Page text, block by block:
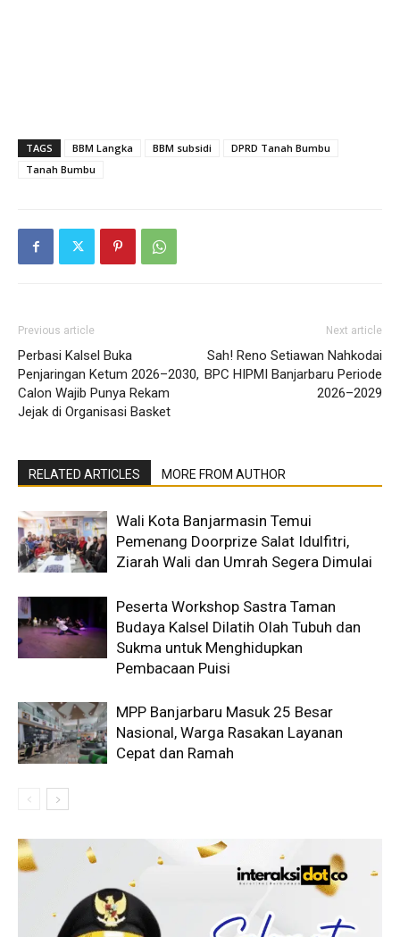
TAGS BBM Langka BBM subsidi
DPRD Tanah Bumbu
Tanah Bumbu
Previous article
Perbasi Kalsel Buka
Penjaringan Ketum 2026–2030,
Calon Wajib Punya Rekam
Jejak di Organisasi Basket
Next article
Sah! Reno Setiawan Nahkodai
BPC HIPMI Banjarbaru Periode
2026–2029
RELATED ARTICLES MORE FROM AUTHOR
Wali Kota Banjarmasin Temui
Pemenang Doorprize Salat Idulfitri,
Ziarah Wali dan Umrah Segera Dimulai
Peserta Workshop Sastra Taman
Budaya Kalsel Dilatih Olah Tubuh dan
Sukma untuk Menghidupkan
Pembacaan Puisi
MPP Banjarbaru Masuk 25 Besar
Nasional, Warga Rasakan Layanan
Cepat dan Ramah